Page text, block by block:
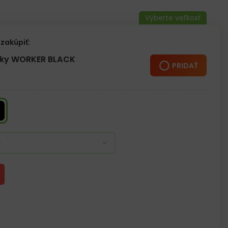
do 1000N
WORKER BLACK
PRIDAŤ